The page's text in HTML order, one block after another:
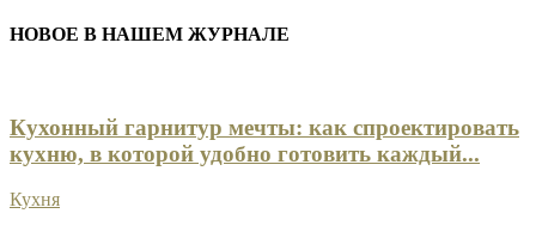
НОВОЕ В НАШЕМ ЖУРНАЛЕ
Кухонный гарнитур мечты: как спроектировать
кухню, в которой удобно готовить каждый...
Кухня